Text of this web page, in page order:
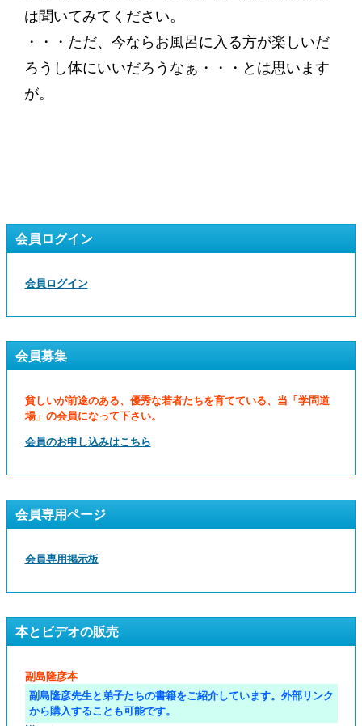
は聞いてみてください。
・・・ただ、今ならお風呂に入る方が楽しいだ
ろうし体にいいだろうなぁ・・・とは思います
が。
会員ログイン
会員ログイン
会員募集
貧しいが前途のある、優秀な若者たちを育てている、当「学問道
場」の会員になって下さい。
会員のお申し込みはこちら
会員専用ページ
会員専用掲示板
本とビデオの販売
副島隆彦本
副島隆彦先生と弟子たちの書籍をご紹介しています。外部リンク
から購入することも可能です。